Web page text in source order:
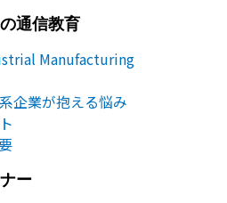
通信教育
Manufacturing
企業が抱える悩み
ー